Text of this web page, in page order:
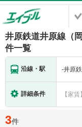
井原鉄道井原線（
件一覧
沿線・駅 -井原
詳細条件 【家
3件